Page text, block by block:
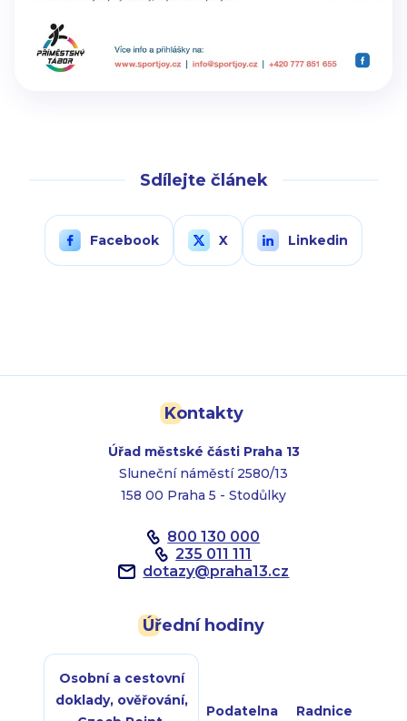
Sdílejte článek
Facebook X Linkedin
Kontakty
Úřad městské části Praha 13
Sluneční náměstí 2580/13
158 00 Praha 5 - Stodůlky
800 130 000
235 011 111
dotazy@praha13.cz
Úřední hodiny
Osobní a cestovní
doklady, ověřování,
Podatelna Radnice